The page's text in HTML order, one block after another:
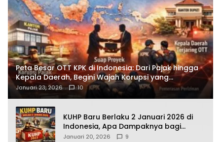
Peta Besar OTT KPK di Indonesia: Dari Pajak hingga
Kepala Daerah, Begini Wajah Korupsi yang
Terbongkar
Januari 23, 2026 10
KUHP Baru Berlaku 2 Januari 2026 di
Indonesia, Apa Dampaknya bagi
Kehidupan Warga? Ini Aturan Kunci
Januari 20, 2026 9